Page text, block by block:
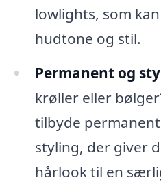
lowlights, som
hudtone og stil.
Permanent og
krøller eller
tilbyde
styling, der giver
hårlook til en